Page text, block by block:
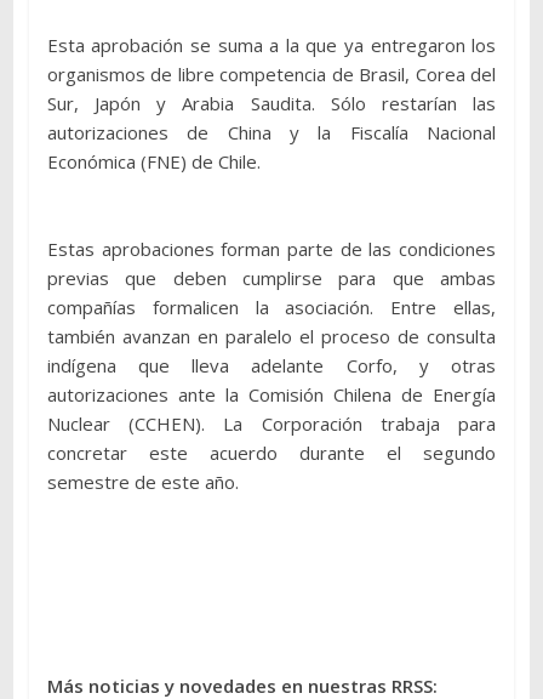
Esta aprobación se suma a la que ya entregaron los
organismos de libre competencia de Brasil, Corea del
Sur, Japón y Arabia Saudita. Sólo restarían las
autorizaciones de China y la Fiscalía Nacional
Económica (FNE) de Chile.
Estas aprobaciones forman parte de las condiciones
previas que deben cumplirse para que ambas
compañías formalicen la asociación. Entre ellas,
también avanzan en paralelo el proceso de consulta
indígena que lleva adelante Corfo, y otras
autorizaciones ante la Comisión Chilena de Energía
Nuclear (CCHEN). La Corporación trabaja para
concretar este acuerdo durante el segundo
semestre de este año.
Más noticias y novedades en nuestras RRSS: